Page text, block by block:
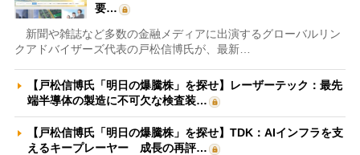
要…
新聞や雑誌など多数の金融メディアに出演するグローバルリン
クアドバイザーズ代表の戸松信博氏が、最新…
【戸松信博氏「明日の爆騰株」を探せ】レーザーテック：最先
端半導体の製造に不可欠な検査装…
【戸松信博氏「明日の爆騰株」を探せ】TDK：AIインフラを支
えるキープレーヤー 成長の再評…